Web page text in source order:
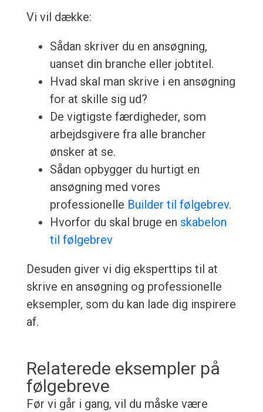
Vi vil dække:
Sådan skriver du en ansøgning,
uanset din branche eller jobtitel.
Hvad skal man skrive i en ansøgning
for at skille sig ud?
De vigtigste færdigheder, som
arbejdsgivere fra alle brancher
ønsker at se.
Sådan opbygger du hurtigt en
ansøgning med vores
professionelle Builder til følgebrev.
Hvorfor du skal bruge en skabelon
til følgebrev
Desuden giver vi dig eksperttips til at
skrive en ansøgning og professionelle
eksempler, som du kan lade dig inspirere
af.
Relaterede eksempler på
følgebreve
Før vi går i gang, vil du måske være